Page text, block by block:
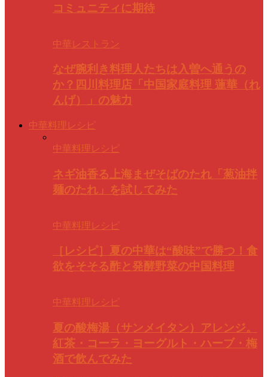
コミュニティに期待
中華レストラン
なぜ腕利き料理人たちは入曽へ通うの
か？四川料理店「中国家庭料理 蓮華（れ
んげ）」の魅力
中華料理レシピ
中華料理レシピ
ネギ油香る上海まぜそばのたれ「葱油拌
麺のたれ」を試してみた
中華料理レシピ
［レシピ］夏の中華は“酸味”で勝つ！食
欲をそそる酢と発酵野菜の中国料理
中華料理レシピ
夏の酸梅湯（サンメイタン）アレンジ。
紅茶・コーラ・ヨーグルト・ハーブ・梅
酒で飲んでみた